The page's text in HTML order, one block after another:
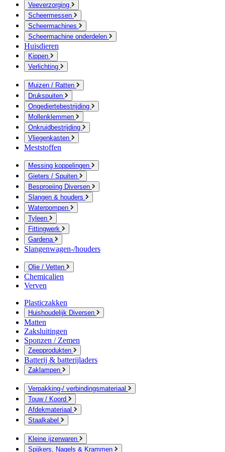
Veeverzorging
Scheermessen
Scheermachines
Scheermachine onderdelen
Huisdieren
Kippen
Verlichting
Muizen / Ratten
Drukspuiten
Ongediertebestrijding
Mollenklemmen
Onkruidbestrijding
Vliegenkasten
Meststoffen
Messing koppelingen
Gieters / Spuiten
Besproeiing Diversen
Slangen & houders
Waterpompen
Tyleen
Fittingwerk
Gardena
Slangenwagen-/houders
Olie / Vetten
Chemicalien
Verven
Plasticzakken
Huishoudelijk Diversen
Matten
Zaksluitingen
Sponzen / Zemen
Zeepprodukten
Batterij & batterijladers
Zaklampen
Verpakking-/ verbindingsmateriaal
Touw / Koord
Afdekmateriaal
Staalkabel
Kleine ijzerwaren
Spijkers, Nagels & Krammen